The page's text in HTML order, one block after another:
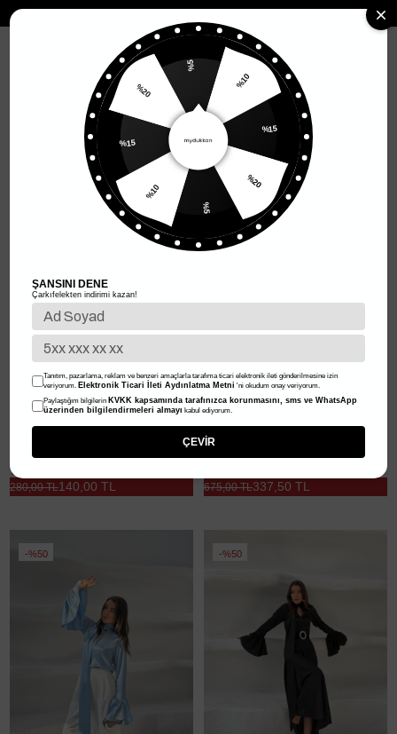
Kadın Giyim Kadın Üst Giyim Kadın Bluz
İspanyol Kol Bluz
Sıralama
V Yaka İspanyol Kol Bluz - Ekru
140,00 TL
280,00 TL
%50
337,50 TL
675,00 TL
%50 %50
%20
%10
%15
%20
ŞANSINI DENE
Çarkıfelekten indirimi kazan!
Tanıtım, pazarlama, reklam ve benzeri amaçlarla tarafıma ticari elektronik ileti gönderilmesine izin
veriyorum. Elektronik Ticari İleti Aydınlatma Metni 'ni okudum onay veriyorum.
Paylaştığım bilgilerin KVKK kapsamında tarafınızca korunmasını, sms ve WhatsApp
üzerinden bilgilendirmeleri almayı kabul ediyorum.
ÇEVİR